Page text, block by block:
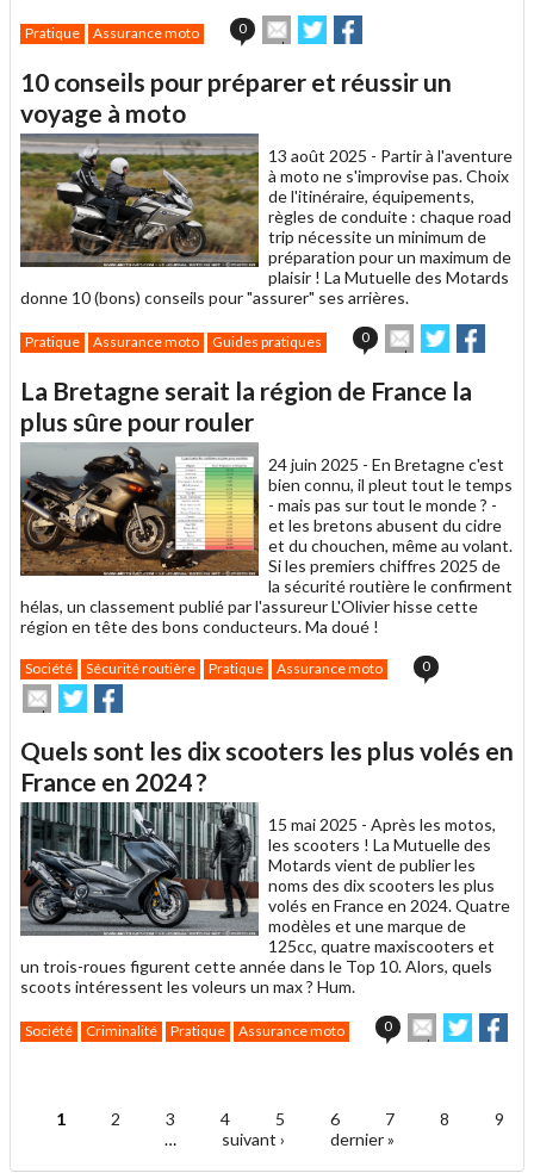
Pratique Assurance moto 0
Envoyer
cet
à
Partager
sur sur
10 conseils pour préparer et réussir un
voyage à moto
13 août 2025 - Partir à l'aventure
à moto ne s'improvise pas. Choix
de l'itinéraire, équipements,
règles de conduite : chaque road
trip nécessite un minimum de
préparation pour un maximum de
plaisir ! La Mutuelle des Motards
donne 10 (bons) conseils pour "assurer" ses arrières.
Pratique Assurance moto Guides pratiques 0
Envoyer
cet
à
Partager
sur sur
La Bretagne serait la région de France la
plus sûre pour rouler
24 juin 2025 - En Bretagne c'est
bien connu, il pleut tout le temps
- mais pas sur tout le monde ? -
et les bretons abusent du cidre
et du chouchen, même au volant.
Si les premiers chiffres 2025 de
la sécurité routière le confirment
hélas, un classement publié par l'assureur L'Olivier hisse cette
région en tête des bons conducteurs. Ma doué !
Société Sécurité routière Pratique Assurance moto 0
Envoyer
cet
à
un
ami
Partager
sur
sur
Quels sont les dix scooters les plus volés en
France en 2024 ?
15 mai 2025 - Après les motos,
les scooters ! La Mutuelle des
Motards vient de publier les
noms des dix scooters les plus
volés en France en 2024. Quatre
modèles et une marque de
125cc, quatre maxiscooters et
un trois-roues figurent cette année dans le Top 10. Alors, quels
scoots intéressent les voleurs un max ? Hum.
Société Criminalité Pratique Assurance moto 0
Envoyer
cet sur sur
Pages
1 2 3 4 5 6 7 8
9
…
suivant › dernier »